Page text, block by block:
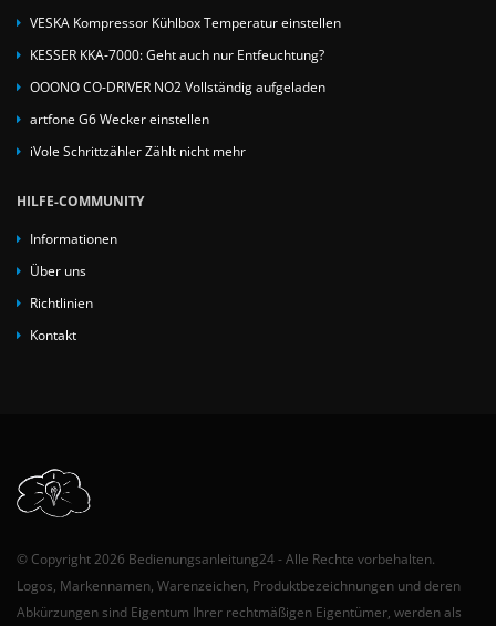
VESKA Kompressor Kühlbox Temperatur einstellen
KESSER KKA-7000: Geht auch nur Entfeuchtung?
OOONO CO-DRIVER NO2 Vollständig aufgeladen
artfone G6 Wecker einstellen
iVole Schrittzähler Zählt nicht mehr
HILFE-COMMUNITY
Informationen
Über uns
Richtlinien
Kontakt
© Copyright 2026 Bedienungsanleitung24 - Alle Rechte vorbehalten.
Logos, Markennamen, Warenzeichen, Produktbezeichnungen und deren
Abkürzungen sind Eigentum Ihrer rechtmäßigen Eigentümer, werden als